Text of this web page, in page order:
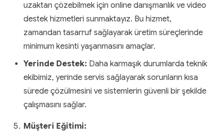
uzaktan çözebilmek için online danışmanlık ve video
destek hizmetleri sunmaktayız. Bu hizmet,
zamandan tasarruf sağlayarak üretim süreçlerinde
minimum kesinti yaşanmasını amaçlar.
Yerinde Destek: Daha karmaşık durumlarda teknik
ekibimiz, yerinde servis sağlayarak sorunların kısa
sürede çözülmesini ve sistemlerin güvenli bir şekilde
çalışmasını sağlar.
Müşteri Eğitimi: